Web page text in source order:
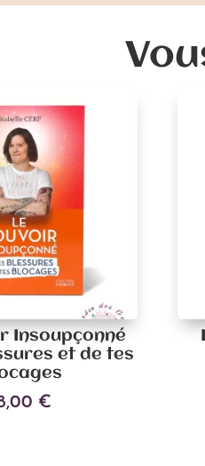
Insoupçonné
et de tes
€